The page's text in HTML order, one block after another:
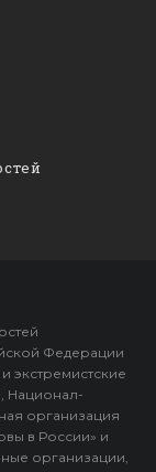
Федерации
экстремистские
Национал-
организация
в России» и
организации,